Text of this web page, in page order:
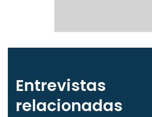
Entrevistas
relacionadas